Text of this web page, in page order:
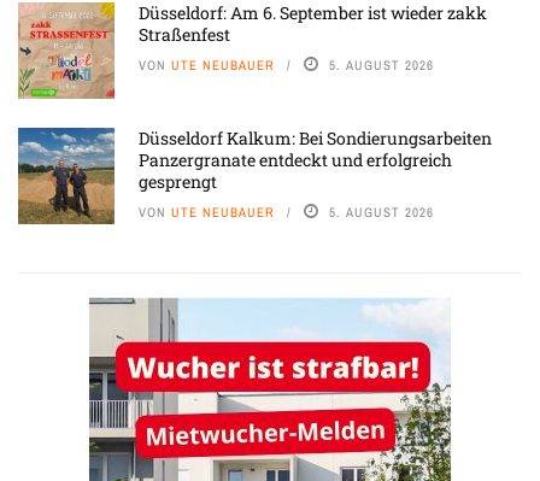
Düsseldorf: Am 6. September ist wieder zakk
Straßenfest
VON UTE NEUBAUER 5. AUGUST 2026
Düsseldorf Kalkum: Bei Sondierungsarbeiten
Panzergranate entdeckt und erfolgreich
gesprengt
VON UTE NEUBAUER 5. AUGUST 2026